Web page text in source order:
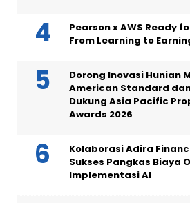
Pearson x AWS Ready
From Learning to
Dorong Inovasi Hunian
American Standard dan
Dukung Asia Pacific
Awards 2026
Kolaborasi Adira
Sukses Pangkas Biaya
Implementasi AI